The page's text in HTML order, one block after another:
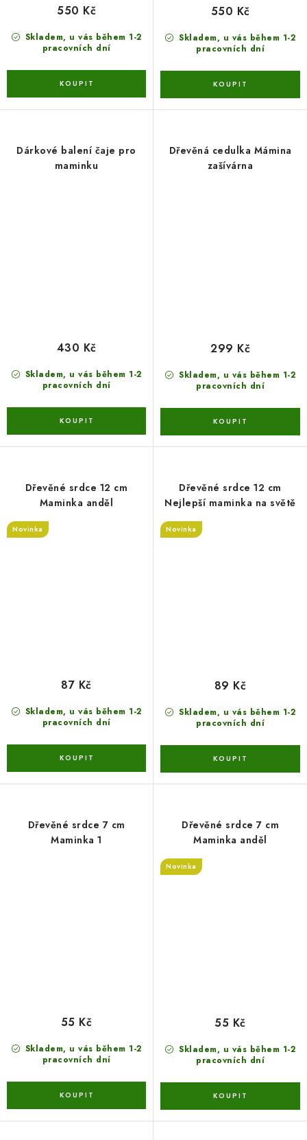
Skladem, u vás během 1-2
pracovních dní
550 Kč
Skladem, u vás během 1-2
pracovních dní
550 Kč
Dárkové balení čaje pro
maminku
Skladem, u vás během 1-2
pracovních dní
430 Kč
Dřevěná cedulka Mámina
zašívárna
Skladem, u vás během 1-2
pracovních dní
299 Kč
Dřevěné srdce 12 cm
Maminka anděl
Novinka
Skladem, u vás během 1-2
pracovních dní
87 Kč
Dřevěné srdce 12 cm
Nejlepší maminka na světě
Novinka
Skladem, u vás během 1-2
pracovních dní
89 Kč
Dřevěné srdce 7 cm
Maminka 1
Skladem, u vás během 1-2
pracovních dní
55 Kč
Dřevěné srdce 7 cm
Maminka anděl
Novinka
Skladem, u vás během 1-2
pracovních dní
55 Kč